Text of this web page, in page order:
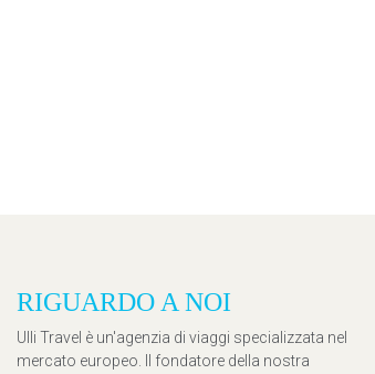
RIGUARDO A NOI
Ulli Travel è un'agenzia di viaggi specializzata nel
mercato europeo. Il fondatore della nostra